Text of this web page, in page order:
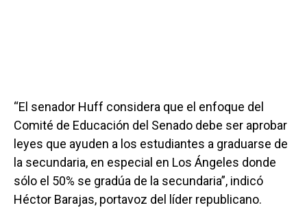
“El senador Huff considera que el enfoque del
Comité de Educación del Senado debe ser aprobar
leyes que ayuden a los estudiantes a graduarse de
la secundaria, en especial en Los Ángeles donde
sólo el 50% se gradúa de la secundaria”, indicó
Héctor Barajas, portavoz del líder republicano.